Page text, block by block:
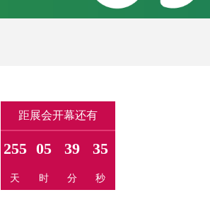
距展会开幕还有
255 05 39 34
天 时 分 秒